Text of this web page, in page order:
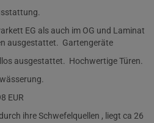
EG als auch im OG und Laminat
ausgestattet. Gartengeräte
ausgestattet. Hochwertige Türen.
EUR
ihre Schwefelquellen , liegt ca 26